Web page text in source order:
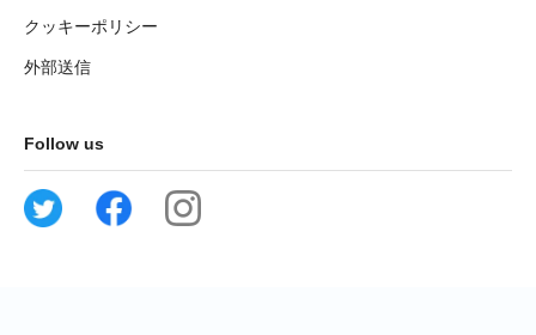
クッキーポリシー
外部送信
Follow us